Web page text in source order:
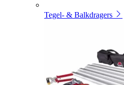
Tegel- & Balkdragers